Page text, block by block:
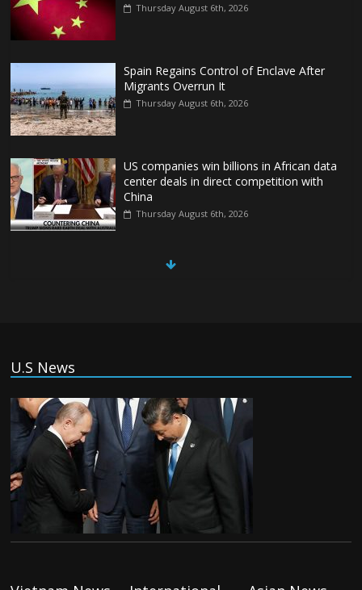
Thursday August 6th, 2026
Spain Regains Control of Enclave After
Migrants Overrun It
Thursday August 6th, 2026
US companies win billions in African data
center deals in direct competition with
China
Thursday August 6th, 2026
China, Russia, Iran and North Korea
(Tiếng Việt) Trung Quốc va chạm với
Philippines trong khi vẫn cứu thuyền viên
Việt Nam, vì sao?
Tuesday August 4th, 2026
(Tiếng Việt) Ba người thiệt mạng khi bom
U.S News